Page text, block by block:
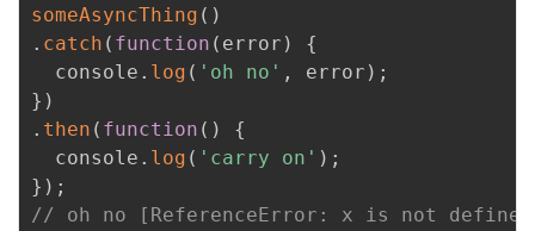
someAsyncThing ( )
. catch ( function ( error )
{
  console
. log ( 'oh no' , error ) ;
} )
. then ( function ( )
{
  console
. log ( 'carry on' ) ;
} ) ;
// oh no [ReferenceError: x is not